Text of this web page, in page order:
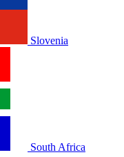
Slovenia
South Africa